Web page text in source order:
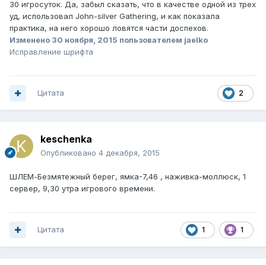
30 игросуток. Да, забыл сказать, что в качестве одной из трех
уд, использовал John-silver Gathering, и как показала
практика, на него хорошо ловятся части доспехов.
Изменено 30 ноября, 2015 пользователем jaelko
Исправление шрифта
2
Цитата
keschenka
Опубликовано 4 декабря, 2015
ШЛЕМ-Безмятежный берег, ямка-7,46 , наживка-моллюск, 1
сервер, 9,30 утра игрового времени.
1 1
Цитата